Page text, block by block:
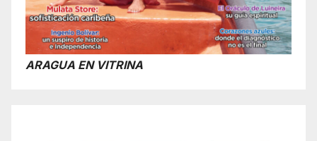
ARAGUA EN VITRINA